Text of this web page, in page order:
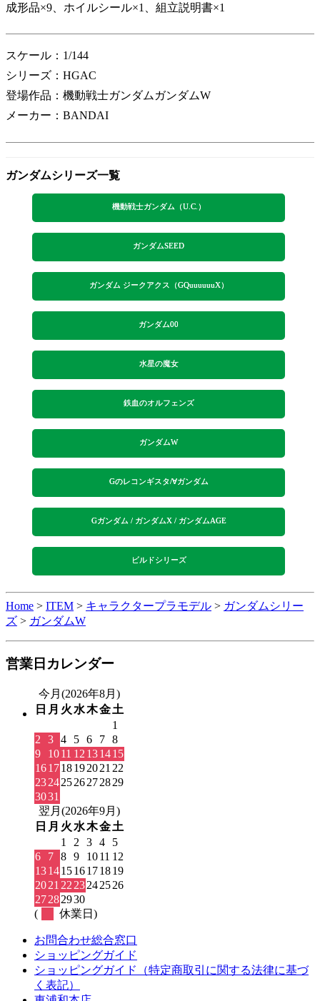
成形品×9、ホイルシール×1、組立説明書×1
スケール：1/144
シリーズ：HGAC
登場作品：機動戦士ガンダムガンダムW
メーカー：BANDAI
ガンダムシリーズ一覧
機動戦士ガンダム（U.C.）
ガンダムSEED
ガンダム ジークアクス（GQuuuuuuX）
ガンダム00
水星の魔女
鉄血のオルフェンズ
ガンダムW
Gのレコンギスタ/∀ガンダム
Gガンダム / ガンダムX / ガンダムAGE
ビルドシリーズ
Home > ITEM > キャラクタープラモデル > ガンダムシリー
ズ > ガンダムW
営業日カレンダー
今月(2026年8月)
日 月 火 水木金土
1
2
3 4 5 6 7 8
9
1011 12 131415
161718192021 22
23242526272829
3031
翌月(2026年9月)
日 月 火 水木金土
1
2 3 4
5
6
7 8 9 1011 12
13141516171819
2021 22 23242526
27282930
(
休業日)
お問合わせ総合窓口
ショッピングガイド
ショッピングガイド（特定商取引に関する法律に基づ
く表記）